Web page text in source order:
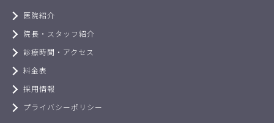
医院紹介
院長・スタッフ紹介
診療時間・アクセス
料金表
採用情報
プライバシーポリシー